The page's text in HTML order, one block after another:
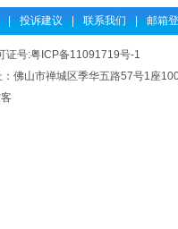
| 投诉建议 | 联系我们 | 邮箱
证号:粤ICP备11091719号-1
佛山市禅城区季华五路57号1座